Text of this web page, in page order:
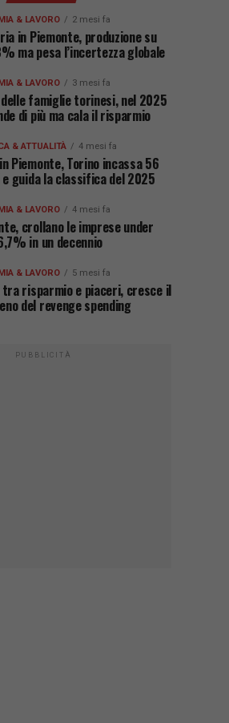
& LAVORO 2 mesi fa
in Piemonte, produzione su
ma pesa l’incertezza globale
& LAVORO 3 mesi fa
delle famiglie torinesi, nel 2025
di più ma cala il risparmio
& ATTUALITÀ 4 mesi fa
Piemonte, Torino incassa 56
guida la classifica del 2025
& LAVORO 4 mesi fa
crollano le imprese under
in un decennio
& LAVORO 5 mesi fa
tra risparmio e piaceri, cresce il
del revenge spending
PUBBLICITÀ